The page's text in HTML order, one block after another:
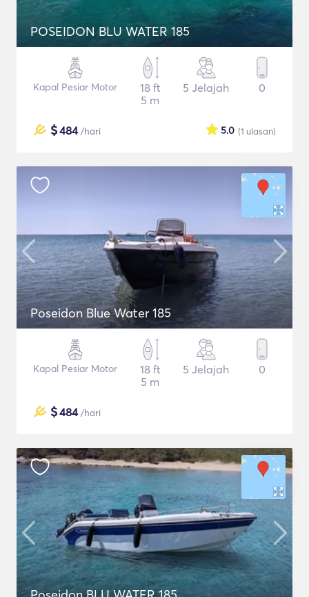
POSEIDON BLU WATER 185
Kapal Pesiar Motor
18 ft
5 m
5 Jelajah 0
$484/hari (1 ulasan)
5.0
Poseidon Blue Water 185
Kapal Pesiar Motor
18 ft
5 m
5 Jelajah 0
$484/hari